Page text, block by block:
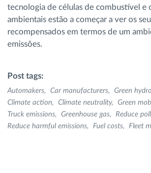
tecnologia de células de combustível e
ambientais estão a começar a ver os
recompensados ​​em termos de um
emissões.
Post tags:
Automakers Car manufacturers Green
Climate action
Climate neutrality
Green
Truck emissions
Greenhouse gas
Reduce
Reduce harmful emissions
Fuel costs Fleet